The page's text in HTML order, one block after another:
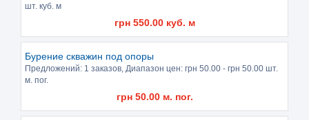
шт. куб. м
грн 550.00куб. м
Бурение скважин под опоры
Предложений: 1 заказов , Диапазон цен: грн 50.00 - грн 50.00 шт.
м. пог.
грн 50.00м. пог.